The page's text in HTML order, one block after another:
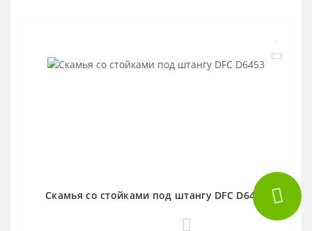
Скамья со стойками под штангу DFC D6453